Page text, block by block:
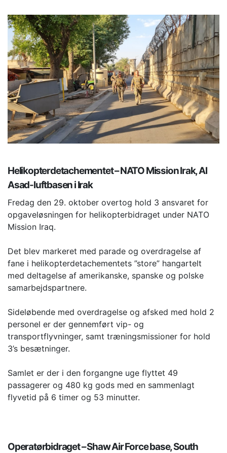
Helikopterdetachementet – NATO Mission Irak, Al
Asad-luftbasen i Irak
Fredag den 29. oktober overtog hold 3 ansvaret for
opgaveløsningen for helikopterbidraget under NATO
Mission Iraq.
Det blev markeret med parade og overdragelse af
fane i helikopterdetachementets ”store” hangartelt
med deltagelse af amerikanske, spanske og polske
samarbejdspartnere.
Sideløbende med overdragelse og afsked med hold 2
personel er der gennemført vip- og
transportflyvninger, samt træningsmissioner for hold
3’s besætninger.
Samlet er der i den forgangne uge flyttet 49
passagerer og 480 kg gods med en sammenlagt
flyvetid på 6 timer og 53 minutter.
Operatørbidraget – Shaw Air Force base, South